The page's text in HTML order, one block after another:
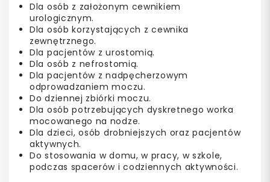
Dla osób z założonym cewnikiem
urologicznym.
Dla osób korzystających z cewnika
zewnętrznego.
Dla pacjentów z urostomią.
Dla osób z nefrostomią.
Dla pacjentów z nadpęcherzowym
odprowadzaniem moczu.
Do dziennej zbiórki moczu.
Dla osób potrzebujących dyskretnego worka
mocowanego na nodze.
Dla dzieci, osób drobniejszych oraz pacjentów
aktywnych.
Do stosowania w domu, w pracy, w szkole,
podczas spacerów i codziennych aktywności.